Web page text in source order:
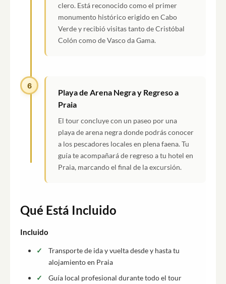
clero. Está reconocido como el primer
monumento histórico erigido en Cabo
Verde y recibió visitas tanto de Cristóbal
Colón como de Vasco da Gama.
6
Playa de Arena Negra y Regreso a
Praia
El tour concluye con un paseo por una
playa de arena negra donde podrás conocer
a los pescadores locales en plena faena. Tu
guía te acompañará de regreso a tu hotel en
Praia, marcando el final de la excursión.
Qué Está Incluido
Incluido
Transporte de ida y vuelta desde y hasta tu
alojamiento en Praia
Guía local profesional durante todo el tour